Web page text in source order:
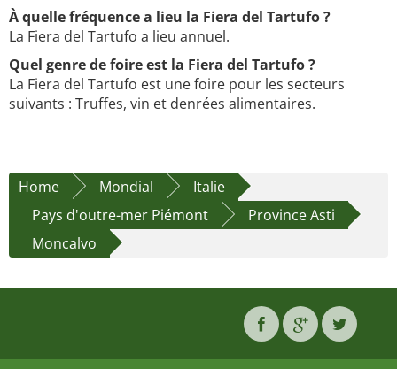
À quelle fréquence a lieu la Fiera del Tartufo ?
La Fiera del Tartufo a lieu annuel.
Quel genre de foire est la Fiera del Tartufo ?
La Fiera del Tartufo est une foire pour les secteurs
suivants : Truffes, vin et denrées alimentaires.
Home Mondial
Italie
Pays d'outre-mer Piémont
Province Asti
Moncalvo